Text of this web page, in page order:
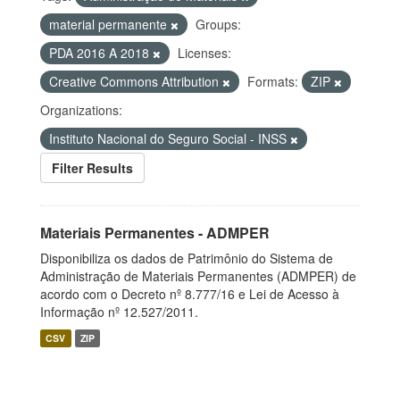
material permanente
Groups:
PDA 2016 A 2018
Licenses:
Creative Commons Attribution
Formats:
ZIP
Organizations:
Instituto Nacional do Seguro Social - INSS
Filter Results
Materiais Permanentes - ADMPER
Disponibiliza os dados de Patrimônio do Sistema de
Administração de Materiais Permanentes (ADMPER) de
acordo com o Decreto nº 8.777/16 e Lei de Acesso à
Informação nº 12.527/2011.
CSV ZIP